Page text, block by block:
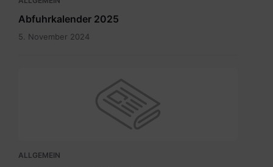
Abfuhrkalender 2025
5. November 2024
ALLGEMEIN